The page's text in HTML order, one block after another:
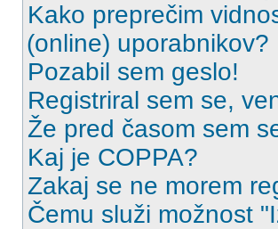
Kako preprečim
(online) uporabnikov?
Pozabil sem geslo!
Registriral sem se,
Že pred časom sem
Kaj je COPPA?
Zakaj se ne morem
Čemu služi možnost